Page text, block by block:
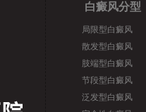
白癜风分型
局限型白癜风
散发型白癜风
肢端型白癜风
节段型白癜风
泛发型白癜风